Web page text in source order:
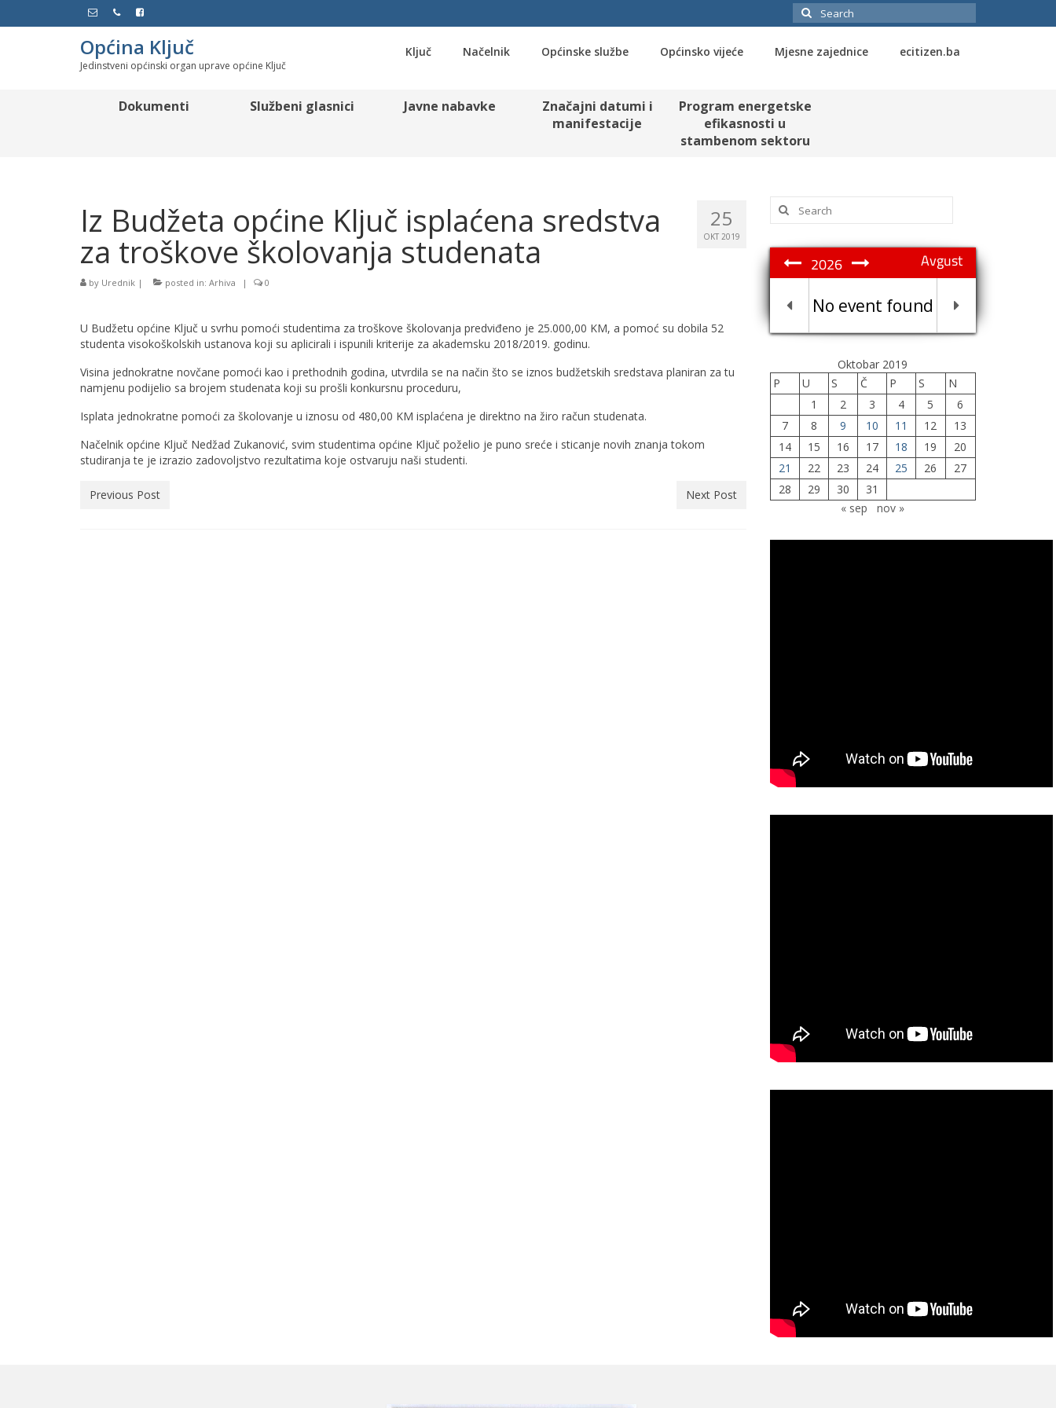
Search
for:
Općina Ključ
Jedinstveni općinski organ uprave općine Ključ
Ključ Načelnik Općinske službe Općinsko vijeće Mjesne zajednice ecitizen.ba
Dokumenti Službeni glasnici Javne nabavke
Značajni datumi i
manifestacije
Program energetske
efikasnosti u
stambenom sektoru
25
OKT 2019
Iz Budžeta općine Ključ isplaćena sredstva
za troškove školovanja studenata
by Urednik | posted in: Arhiva | 0
U Budžetu općine Ključ u svrhu pomoći studentima za troškove školovanja predviđeno je 25.000,00 KM, a pomoć su dobila 52
studenta visokoškolskih ustanova koji su aplicirali i ispunili kriterije za akademsku 2018/2019. godinu.
Visina jednokratne novčane pomoći kao i prethodnih godina, utvrdila se na način što se iznos budžetskih sredstava planiran za tu
namjenu podijelio sa brojem studenata koji su prošli konkursnu proceduru,
Isplata jednokratne pomoći za školovanje u iznosu od 480,00 KM isplaćena je direktno na žiro račun studenata.
Načelnik općine Ključ Nedžad Zukanović, svim studentima općine Ključ poželio je puno sreće i sticanje novih znanja tokom
studiranja te je izrazio zadovoljstvo rezultatima koje ostvaruju naši studenti.
Previous Post Next Post
Search
for:
Avgust
2026
No event found
Oktobar 2019
P
U S Č P S
N
1
2 3 4 5
6
7
8 9 10 11 12
13
14
15 16 17 18 19
20
21
22 23 24 25 26
27
28
29 30
31
« sep
nov »